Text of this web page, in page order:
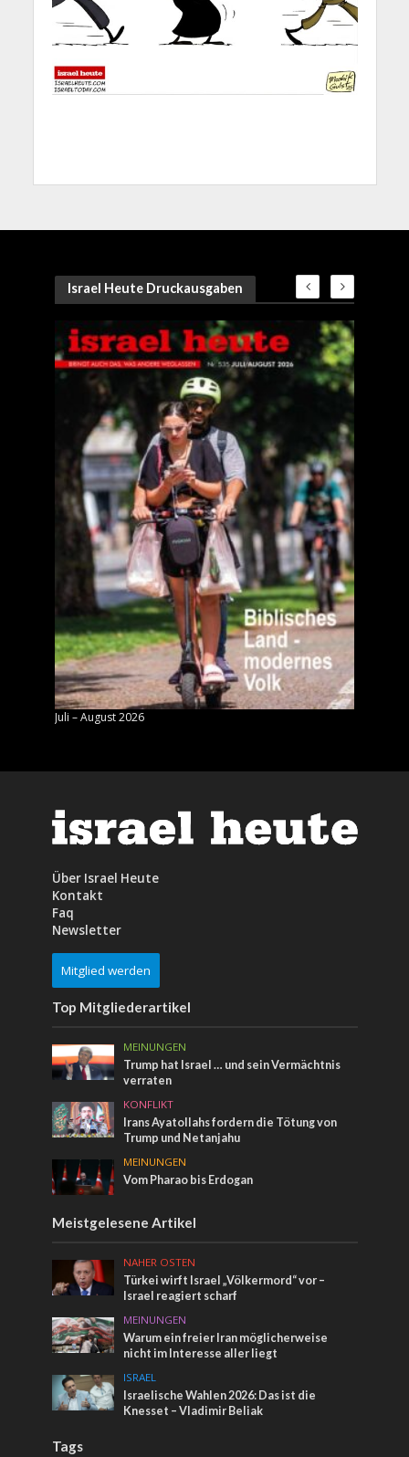
Israel Heute Druckausgaben
Juli – August 2026
Über Israel Heute
Kontakt
Faq
Newsletter
Mitglied werden
Top Mitgliederartikel
MEINUNGEN
Trump hat Israel … und sein Vermächtnis
verraten
KONFLIKT
Irans Ayatollahs fordern die Tötung von
Trump und Netanjahu
MEINUNGEN
Vom Pharao bis Erdogan
Meistgelesene Artikel
NAHER OSTEN
Türkei wirft Israel „Völkermord“ vor –
Israel reagiert scharf
MEINUNGEN
Warum ein freier Iran möglicherweise
nicht im Interesse aller liegt
ISRAEL
Israelische Wahlen 2026: Das ist die
Knesset – Vladimir Beliak
Tags